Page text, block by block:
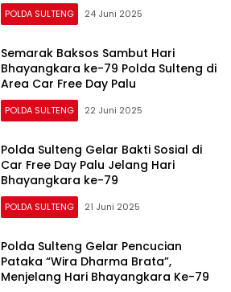
POLDA SULTENG 24 Juni 2025
Semarak Baksos Sambut Hari
Bhayangkara ke-79 Polda Sulteng di
Area Car Free Day Palu
POLDA SULTENG 22 Juni 2025
Polda Sulteng Gelar Bakti Sosial di
Car Free Day Palu Jelang Hari
Bhayangkara ke-79
POLDA SULTENG 21 Juni 2025
Polda Sulteng Gelar Pencucian
Pataka “Wira Dharma Brata”,
Menjelang Hari Bhayangkara Ke-79